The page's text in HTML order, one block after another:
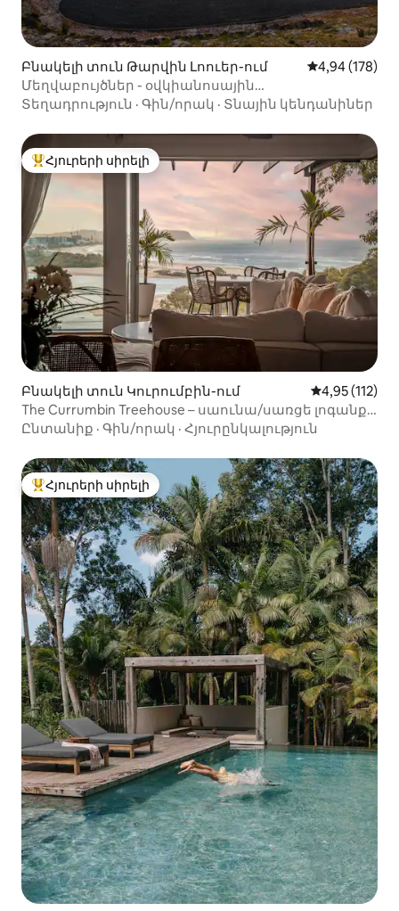
Բնակելի տուն Թարվին Լոուեր-ում Միջին
4,94 (178)
Մեղվաբույծներ - օվկիանոսային
ճարտարապետական արտաճանապարհային
Տեղադրություն · Գին/որակ · Տնային կենդանիներ
Հյուրերի սիրելի լավագույն տները
Հյուրերի սիրելի
Բնակելի տուն Կուրումբին-ում Միջին
4,95 (112)
The Currumbin Treehouse – սաունա/սառցե լոգանք/
փլոթ/լողավազան
Ընտանիք · Գին/որակ · Հյուրընկալություն
Հյուրերի սիրելի լավագույն տները
Հյուրերի սիրելի